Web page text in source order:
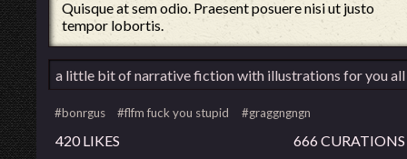
Quisque at sem odio. Praesent posuere nisi ut justo
tempor lobortis.
a little bit of narrative fiction with illustrations for you all
#bonrgus #flfm fuck you stupid #graggngngn
420 LIKES 666 CURATIONS